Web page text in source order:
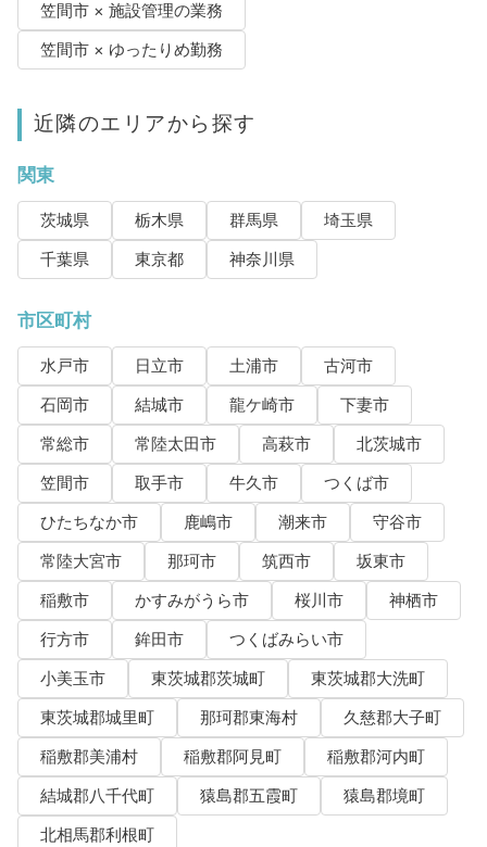
笠間市 × 施設管理の業務
笠間市 × ゆったりめ勤務
近隣のエリアから探す
関東
茨城県 栃木県 群馬県
埼玉県
千葉県
東京都 神奈川県
市区町村
水戸市 日立市 土浦市
古河市
石岡市
結城市 龍ケ崎市
下妻市
常総市
常陸太田市 高萩市
北茨城市
笠間市
取手市 牛久市
つくば市
ひたちなか市
鹿嶋市 潮来市
守谷市
常陸大宮市
那珂市 筑西市
坂東市
稲敷市
かすみがうら市 桜川市
神栖市
行方市
鉾田市
つくばみらい市
小美玉市
東茨城郡茨城町
東茨城郡大洗町
東茨城郡城里町
那珂郡東海村
久慈郡大子町
稲敷郡美浦村
稲敷郡阿見町
稲敷郡河内町
結城郡八千代町
猿島郡五霞町
猿島郡境町
北相馬郡利根町